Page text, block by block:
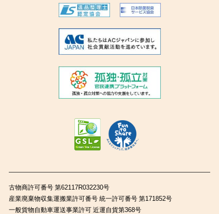
古物商許可番号 第62117R032230号
産業廃棄物収集運搬業許可番号 統一許可番号 第171852号
一般貨物自動車運送事業許可 近運自貨第368号